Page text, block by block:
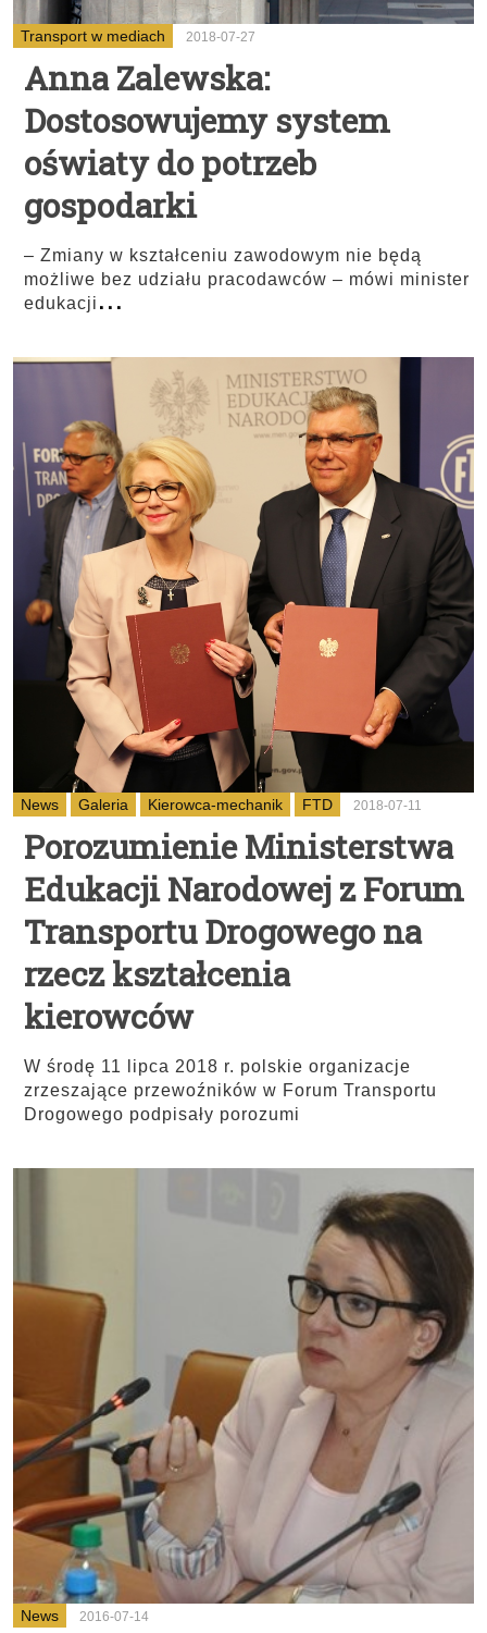
Transport w mediach 2018-07-27
Anna Zalewska:
Dostosowujemy system
oświaty do potrzeb
gospodarki
– Zmiany w kształceniu zawodowym nie będą
możliwe bez udziału pracodawców – mówi minister
edukacji ...
News Galeria Kierowca-mechanik FTD 2018-07-11
Porozumienie Ministerstwa
Edukacji Narodowej z Forum
Transportu Drogowego na
rzecz kształcenia
kierowców
W środę 11 lipca 2018 r. polskie organizacje
zrzeszające przewoźników w Forum Transportu
Drogowego podpisały porozumi
News 2016-07-14